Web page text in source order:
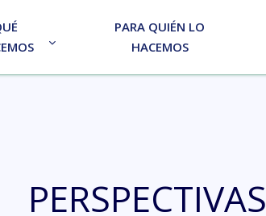
PARA QUIÉN LO
HACEMOS
PERSPECTIVAS